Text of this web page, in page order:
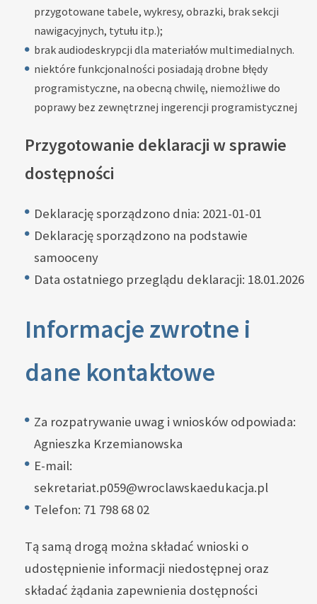
przygotowane tabele, wykresy, obrazki, brak sekcji
nawigacyjnych, tytułu itp.);
brak audiodeskrypcji dla materiałów multimedialnych.
niektóre funkcjonalności posiadają drobne błędy
programistyczne, na obecną chwilę, niemożliwe do
poprawy bez zewnętrznej ingerencji programistycznej
Przygotowanie deklaracji w sprawie
dostępności
Deklarację sporządzono dnia: 2021-01-01
Deklarację sporządzono na podstawie
samooceny
Data ostatniego przeglądu deklaracji: 18.01.2026
Informacje zwrotne i
dane kontaktowe
Za rozpatrywanie uwag i wniosków odpowiada:
Agnieszka Krzemianowska
E-mail:
sekretariat.p059@wroclawskaedukacja.pl
Telefon: 71 798 68 02
Tą samą drogą można składać wnioski o
udostępnienie informacji niedostępnej oraz
składać żądania zapewnienia dostępności